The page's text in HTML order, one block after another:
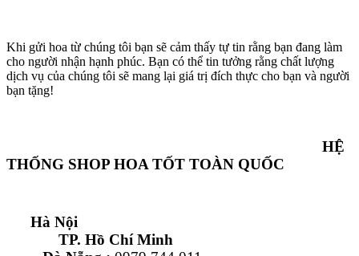
Khi gửi hoa từ chúng tôi bạn sẽ cảm thấy tự tin rằng bạn đang làm
cho người nhận hạnh phúc. Bạn có thể tin tưởng rằng chất lượng
dịch vụ của chúng tôi sẽ mang lại giá trị đích thực cho bạn và người
bạn tặng!
HỆ
THỐNG SHOP HOA TỐT TOÀN QUỐC
Hà Nội
TP. Hồ Chí Minh